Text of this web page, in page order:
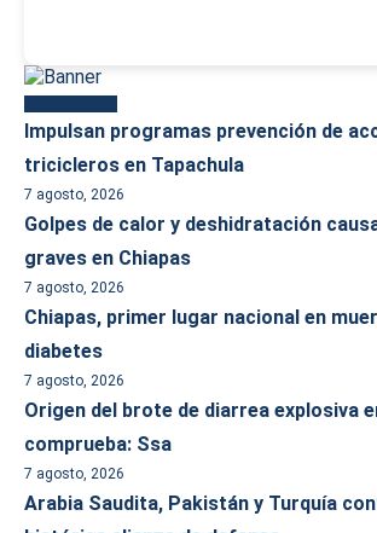
Impulsan programas prevención de
tricicleros en Tapachula
7 agosto, 2026
Golpes de calor y deshidratación
graves en Chiapas
7 agosto, 2026
Chiapas, primer lugar nacional en
diabetes
7 agosto, 2026
Origen del brote de diarrea explosiva
comprueba: Ssa
7 agosto, 2026
Arabia Saudita, Pakistán y Turquía